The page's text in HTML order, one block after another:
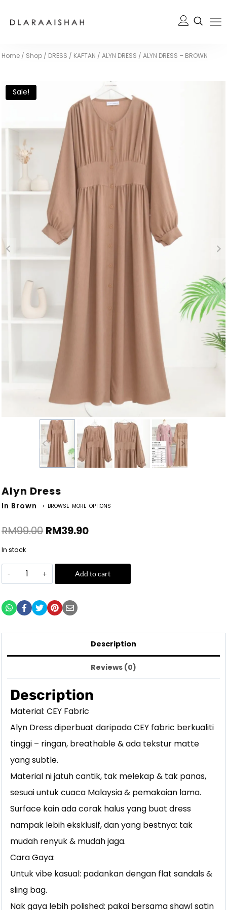
Home / Shop / DRESS / KAFTAN / ALYN DRESS / ALYN DRESS – BROWN
Sale!
Alyn Dress
In Brown > BROWSE MORE OPTIONS
RM99.00 RM39.90
In stock
Add to cart
Description
Reviews (0)
Description
Material: CEY Fabric
Alyn Dress diperbuat daripada CEY fabric berkualiti
tinggi – ringan, breathable & ada tekstur matte
yang subtle.
Material ni jatuh cantik, tak melekap & tak panas,
sesuai untuk cuaca Malaysia & pemakaian lama.
Surface kain ada corak halus yang buat dress
nampak lebih eksklusif, dan yang bestnya: tak
mudah renyuk & mudah jaga.
Cara Gaya:
Untuk vibe kasual: padankan dengan flat sandals &
sling bag.
Nak gaya lebih polished: pakai bersama shawl satin